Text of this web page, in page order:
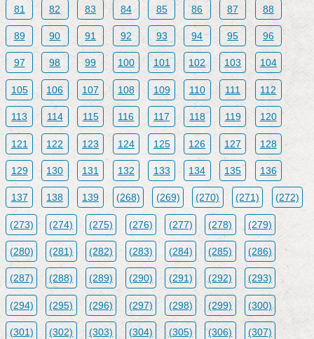
81 82 83 84 85 86 87 88
89 90 91 92 93 94 95 96
97 98 99 100 101 102 103 104
105 106 107 108 109 110 111 112
113 114 115 116 117 118 119 120
121 122 123 124 125 126 127 128
129 130 131 132 133 134 135 136
137 138 139 (268) (269) (270) (271) (272)
(273) (274) (275) (276) (277) (278) (279)
(280) (281) (282) (283) (284) (285) (286)
(287) (288) (289) (290) (291) (292) (293)
(294) (295) (296) (297) (298) (299) (300)
(301) (302) (303) (304) (305) (306) (307)